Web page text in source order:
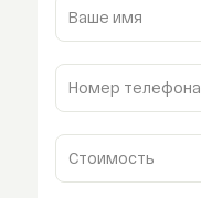
Ваше имя
Номер телефона
Стоимость